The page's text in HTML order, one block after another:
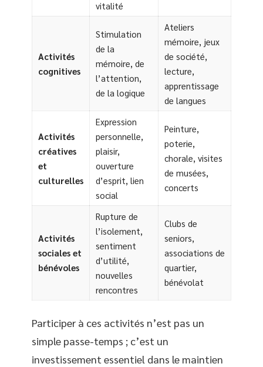
vitalité
Activités
cognitives
Stimulation
de la
mémoire, de
l’attention,
de la logique
Ateliers
mémoire, jeux
de société,
lecture,
apprentissage
de langues
Activités
créatives
et
culturelles
Expression
personnelle,
plaisir,
ouverture
d’esprit, lien
social
Peinture,
poterie,
chorale, visites
de musées,
concerts
Activités
sociales et
bénévoles
Rupture de
l’isolement,
sentiment
d’utilité,
nouvelles
rencontres
Clubs de
seniors,
associations de
quartier,
bénévolat
Participer à ces activités n’est pas un
simple passe-temps ; c’est un
investissement essentiel dans le maintien